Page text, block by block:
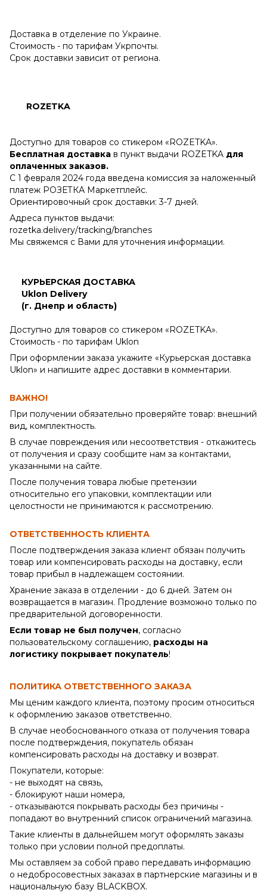
Доставка в отделение по Украине.
Стоимость - по тарифам Укрпочты.
Срок доставки зависит от региона.
ROZETKA
Доступно для товаров со стикером «ROZETKA».
Бесплатная доставка в пункт выдачи ROZETKA для
оплаченных заказов.
С 1 февраля 2024 года введена комиссия за наложенный
платеж РОЗЕТКА Маркетплейс.
Ориентировочный срок доставки: 3-7 дней.
Адреса пунктов выдачи:
rozetka.delivery/tracking/branches
Мы свяжемся с Вами для уточнения информации.
КУРЬЕРСКАЯ ДОСТАВКА
Uklon Delivery
(г. Днепр и область)
Доступно для товаров со стикером «ROZETKA».
Стоимость - по тарифам Uklon
При оформлении заказа укажите «Курьерская доставка
Uklon» и напишите адрес доставки в комментарии.
ВАЖНО!
При получении обязательно проверяйте товар: внешний
вид, комплектность.
В случае повреждения или несоответствия - откажитесь
от получения и сразу сообщите нам за контактами,
указанными на сайте.
После получения товара любые претензии
относительно его упаковки, комплектации или
целостности не принимаются к рассмотрению.
ОТВЕТСТВЕННОСТЬ КЛИЕНТА
После подтверждения заказа клиент обязан получить
товар или компенсировать расходы на доставку, если
товар прибыл в надлежащем состоянии.
Хранение заказа в отделении - до 6 дней. Затем он
возвращается в магазин. Продление возможно только по
предварительной договоренности.
Если товар не был получен, согласно
пользовательскому соглашению, расходы на
логистику покрывает покупатель!
ПОЛИТИКА ОТВЕТСТВЕННОГО ЗАКАЗА
Мы ценим каждого клиента, поэтому просим относиться
к оформлению заказов ответственно.
В случае необоснованного отказа от получения товара
после подтверждения, покупатель обязан
компенсировать расходы на доставку и возврат.
Покупатели, которые:
- не выходят на связь,
- блокируют наши номера,
- отказываются покрывать расходы без причины -
попадают во внутренний список ограничений магазина.
Такие клиенты в дальнейшем могут оформлять заказы
только при условии полной предоплаты.
Мы оставляем за собой право передавать информацию
о недобросовестных заказах в партнерские магазины и в
национальную базу BLACKBOX.